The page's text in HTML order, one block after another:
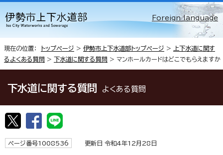
Foreign language
現在の位置： トップページ > 伊勢市上下水道部トップページ >
上下水道に関す
るよくある質問 > 下水道に関する質問 > マンホールカードはどこでもらえますか
下水道に関する質問 よくある質問
ページ番号1008536 更新日 令和4年12月28日